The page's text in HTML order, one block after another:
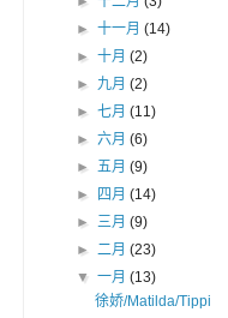
►十一月(14)
►十月(2)
► 九月(2)
►七月(11)
►六月(6)
►五月(9)
►
四月(14)
►三月(9)
►二月(23)
▼一月(13)
徐娇/Matilda/Tippi